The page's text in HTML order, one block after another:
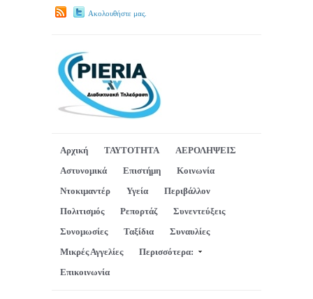
Ακολουθήστε μας.
Αρχική ΤΑΥΤΟΤΗΤΑ
ΑΕΡΟΛΗΨΕΙΣ
Αστυνομικά
Επιστήμη
Κοινωνία
Ντοκιμαντέρ
Υγεία
Περιβάλλον
Πολιτισμός
Ρεπορτάζ
Συνεντεύξεις
Συνομωσίες
Ταξίδια
Συναυλίες
Μικρές Αγγελίες
Περισσότερα:
Επικοινωνία